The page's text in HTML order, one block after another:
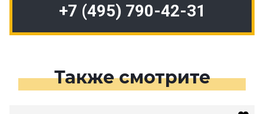
+7 (495) 790-42-31
Также смотрите